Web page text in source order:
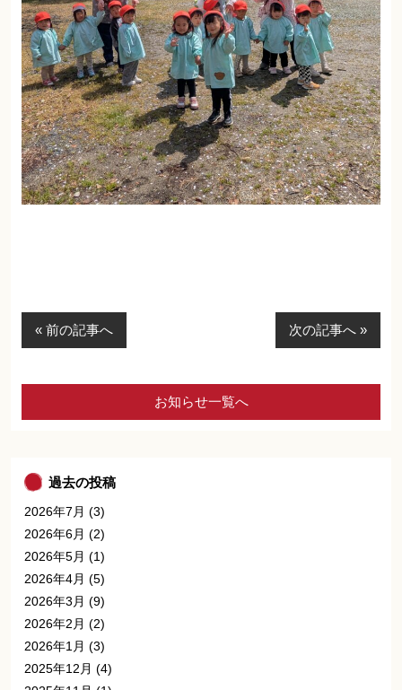
« 前の記事へ 次の記事へ »
お知らせ一覧へ
過去の投稿
2026年7月 (3)
2026年6月 (2)
2026年5月 (1)
2026年4月 (5)
2026年3月 (9)
2026年2月 (2)
2026年1月 (3)
2025年12月 (4)